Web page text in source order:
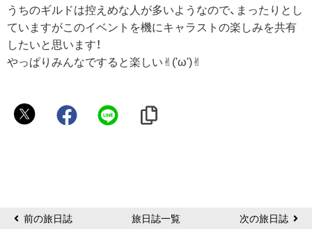
うちのギルドは控えめな人が多いようなので、まったりとし
ていますがこのイベントを機にキャラストの楽しみを共有
したいと思います！
やっぱりみんなですると楽しい✌︎('ω')✌︎
づ
前の旅日誌 旅日誌一覧 次の旅日誌